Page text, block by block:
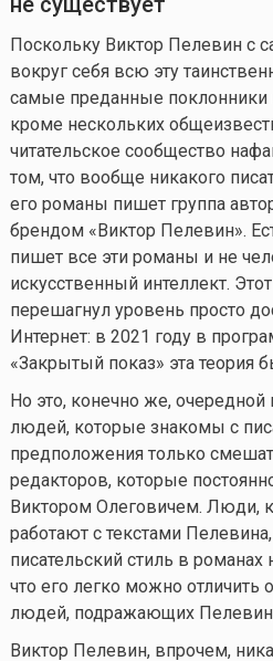
Поскольку Виктор Пелевин с
вокруг себя всю эту
самые преданные поклонники
кроме нескольких
читательское сообщество
том, что вообще никакого
его романы пишет группа
брендом «Виктор Пелевин».
пишет все эти романы и не
искусственный интеллект.
перешагнул уровень просто
Интернет: в 2021 году в
«Закрытый показ» эта теория
Но это, конечно же,
людей, которые знакомы с
предположения только
редакторов, которые
Виктором Олеговичем. Люди,
работают с текстами
писательский стиль в
что его легко можно отличить
людей, подражающих
Виктор Пелевин, впрочем,